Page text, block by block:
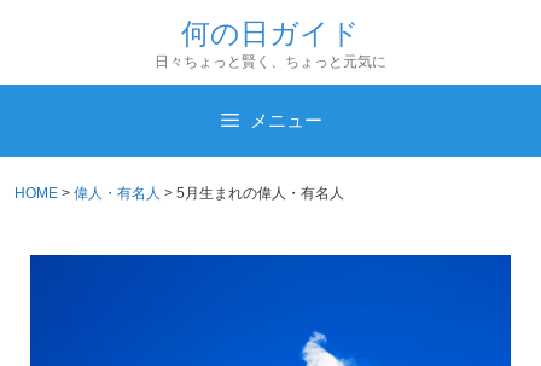
テ
何の日ガイド
日々ちょっと賢く、ちょっと元気に
メニュー
HOME > 偉人・有名人 > 5月生まれの偉人・有名人